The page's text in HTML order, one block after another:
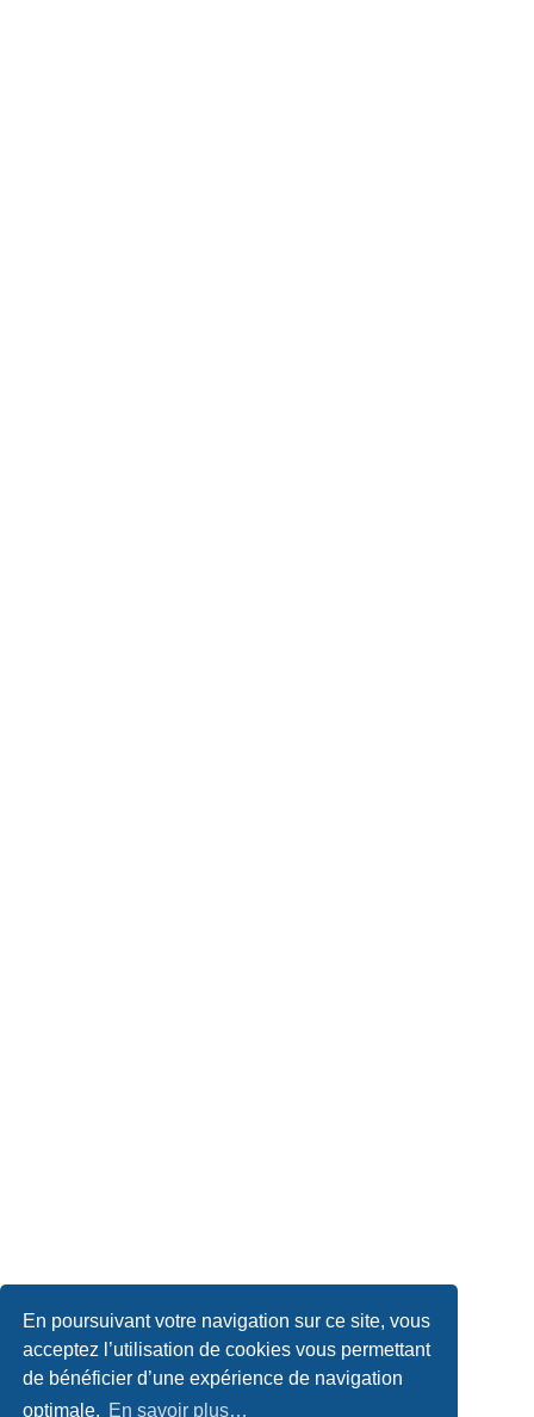
En poursuivant votre navigation sur ce site, vous
acceptez l’utilisation de cookies vous permettant
de bénéficier d’une expérience de navigation
optimale. En savoir plus…